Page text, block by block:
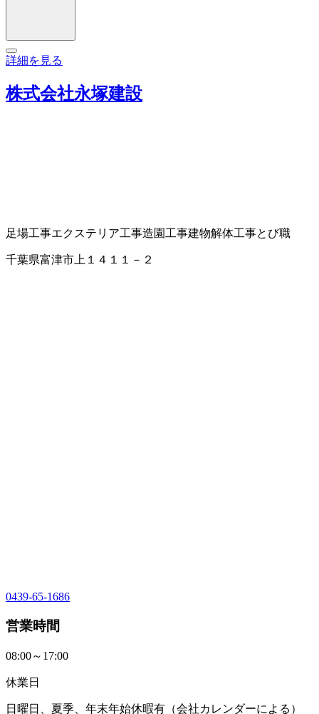
詳細を見る
株式会社永塚建設
足場工事エクステリア工事造園工事建物解体工事とび職
千葉県富津市上１４１１－２
0439-65-1686
営業時間
08:00～17:00
休業日
日曜日、夏季、年末年始休暇有（会社カレンダーによる）